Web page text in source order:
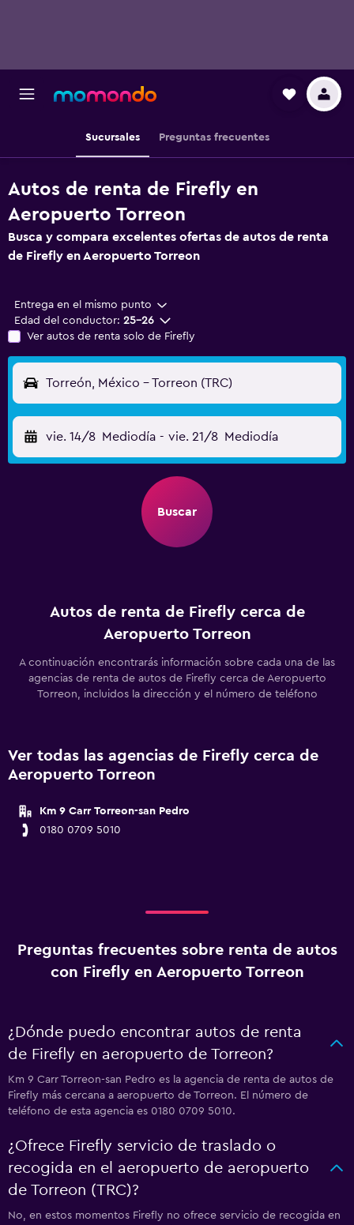
Sucursales Preguntas frecuentes
Autos de renta de Firefly en
Aeropuerto Torreon
Busca y compara excelentes ofertas de autos de renta
de Firefly en Aeropuerto Torreon
Entrega en el mismo punto
Edad del conductor: 25-26
Ver autos de renta solo de Firefly
Torreón, México - Torreon (TRC)
vie. 14/8 Mediodía - vie. 21/8 Mediodía
Buscar
Autos de renta de Firefly cerca de
Aeropuerto Torreon
A continuación encontrarás información sobre cada una de las
agencias de renta de autos de Firefly cerca de Aeropuerto
Torreon, incluidos la dirección y el número de teléfono
Ver todas las agencias de Firefly cerca de
Aeropuerto Torreon
Km 9 Carr Torreon-san Pedro
0180 0709 5010
Preguntas frecuentes sobre renta de autos
con Firefly en Aeropuerto Torreon
¿Dónde puedo encontrar autos de renta
de Firefly en aeropuerto de Torreon?
Km 9 Carr Torreon-san Pedro es la agencia de renta de autos de
Firefly más cercana a aeropuerto de Torreon. El número de
teléfono de esta agencia es 0180 0709 5010.
¿Ofrece Firefly servicio de traslado o
recogida en el aeropuerto de aeropuerto
de Torreon (TRC)?
No, en estos momentos Firefly no ofrece servicio de recogida en